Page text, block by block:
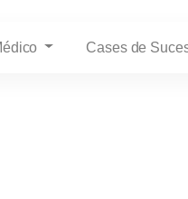
Cases de